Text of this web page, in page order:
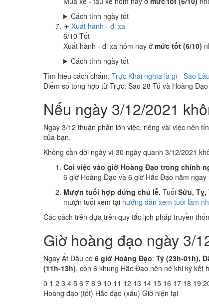
Cách tính ngày tốt
✈️ Xuất hành - đi xa
6/10 Tốt
Xuất hành - đi xa hôm nay ở mức tốt (6/10)
Cách tính ngày tốt
Tìm hiểu cách chấm: Trực Khai nghĩa là gì · Sao
Điểm số tổng hợp từ Trực, Sao 28 Tú và Hoàng
Nếu ngày 3/12/2021
Ngày 3/12 thuận phần lớn việc, riêng vài việc nên
của bạn.
Không cần dời ngày vì 30 ngày quanh 3/12/2021
Coi việc vào giờ Hoàng Đạo trong chính
6 giờ Hoàng Đạo và 6 giờ Hắc Đạo nằm ngay
Mượn tuổi hợp đứng chủ lễ. Tuổi Sửu, Tỵ,
mượn tuổi xem tại hướng dẫn xem tuổi làm
Các cách trên dựa trên quy tắc lịch pháp truyền
Giờ hoàng đạo ngày 3/
Ngày Ất Dậu có 6 giờ Hoàng Đạo: Tý (23h-01h),
(11h-13h), còn 6 khung Hắc Đạo nên né khi ký kết
0 1 2 3 4 5 6 7 8 9 10 11 12 13 14 15 16 17 18 19
Hoàng đạo (tốt) Hắc đạo (xấu) Giờ hiện tại